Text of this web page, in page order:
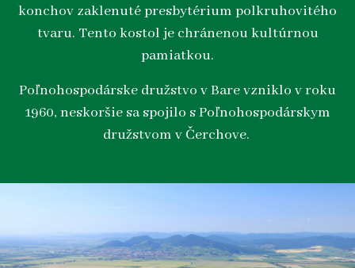
konchov zaklenuté presbytérium polkruhovitého
tvaru. Tento kostol je chránenou kultúrnou
pamiatkou.
Poľnohospodárske družstvo v Bare vzniklo v roku
1960, neskoršie sa spojilo s Poľnohospodárskym
družstvom v Čerchove.